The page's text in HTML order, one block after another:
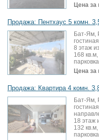
Цена за
Продажа: Пентхаус 5 комн.
Бат-Ям,
гостиная
8 этаж
168
Цена за
Продажа: Квартира 4 комн.
Бат-Ям,
гостиная
18 этаж
132